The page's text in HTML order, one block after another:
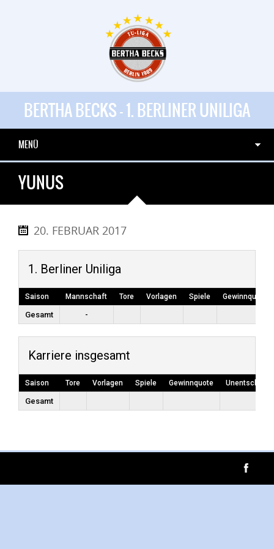
BERTHA BECKS - 1. BERLINER UNILIGA
MENÜ
YUNUS
20. FEBRUAR 2017
1. Berliner Uniliga
Saison Mannschaft Tore Vorlagen Spiele Gewinnquote
Gesamt -
Karriere insgesamt
Saison Tore Vorlagen Spiele Gewinnquote
Gesamt